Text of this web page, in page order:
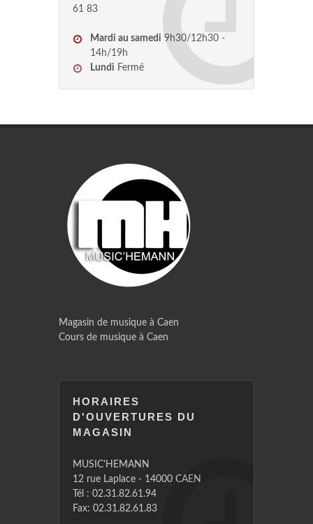
61 83
Mardi au samedi 9h30/12h30 -
14h/19h
Lundi Fermé
Magasin de musique à Caen
Cours de musique à Caen
HORAIRES
D'OUVERTURES DU
MAGASIN
MUSIC'HEMANN
12 rue Laplace - 14000 CAEN
Tél : 02.31.82.61.94
Fax: 02.31.82.61.83